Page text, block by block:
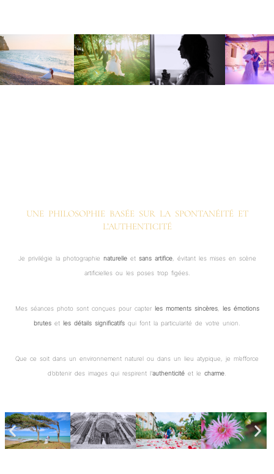
UNE PHILOSOPHIE BASÉE SUR LA SPONTANÉITÉ ET
L’AUTHENTICITÉ
Je privilégie la photographie naturelleet sans artifice, évitant les mises en scène
artificielles ou les poses trop figées.
Mes séances photo sont conçues pour capter les moments sincères, les émotions
brutes et les détails significatifs qui font la particularité de votre union.
Que ce soit dans un environnement naturel ou dans un lieu atypique, je m’efforce
d’obtenir des images qui respirent l’authenticité et le charme